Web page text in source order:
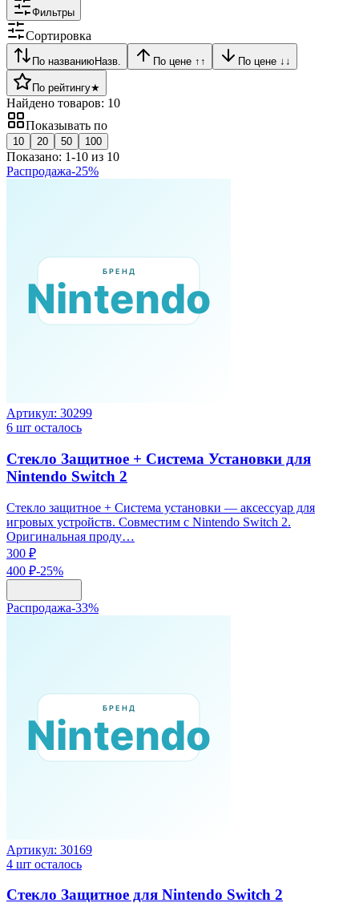
Фильтры
Сортировка
По названиюНазв. По цене ↑ ↑ По цене ↓ ↓
По рейтингу★
Найдено товаров: 10
Показывать по
10 20 50 100
Показано: 1-10 из 10
Распродажа-25%
Артикул: 30299
6 шт осталось
Стекло Защитное + Система Установки для
Nintendo Switch 2
Стекло защитное + Система установки — аксессуар для
игровых устройств. Совместим с Nintendo Switch 2.
Оригинальная проду…
300 ₽
400 ₽-25%
Распродажа-33%
Артикул: 30169
4 шт осталось
Стекло Защитное для Nintendo Switch 2